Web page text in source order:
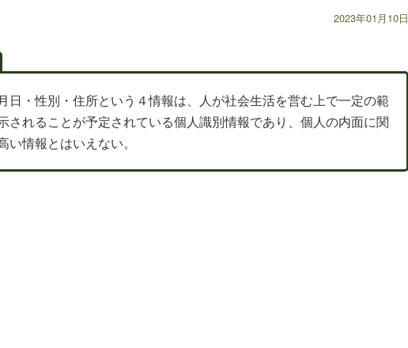
2023年01月10日
日・性別・住所という４情報は、人が社会生活を営む上で一定の範
されることが予定されている個人識別情報であり、個人の内面に関
情報とはいえない。